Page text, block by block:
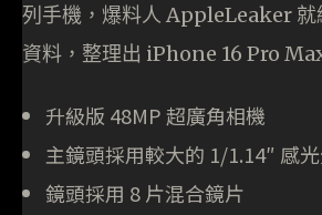
列手機，爆料人 AppleLeaker 就
資料，整理出 iPhone 16 Pro
升級版 48MP 超廣角相機
主鏡頭採用較大的 1/1.14″ 感
鏡頭採用 8 片混合鏡片